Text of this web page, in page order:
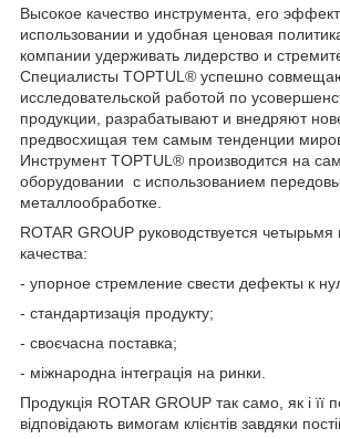
Высокое качество инструмента, его
использовании и удобная ценовая
компании удерживать лидерство и
Специалисты TOPTUL® успешно
исследовательской работой по
продукции, разрабатывают и внедряют
предвосхищая тем самым тенденции
Инструмент TOPTUL® производится на
оборудовании с использованием
металлообработке.
ROTAR GROUP руководствуется
качества:
- упорное стремление свести дефекты к
- стандартизація продукту;
- своєчасна поставка;
- міжнародна інтеграція на ринки.
Продукція ROTAR GROUP так само, як і її
відповідають вимогам клієнтів завдяки